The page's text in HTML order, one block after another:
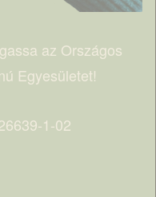
az Országos
Egyesületet!
1-02